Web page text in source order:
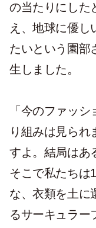
の当たりにした
え、地球に優し
たいという園部
生しました。
「今のファッ
り組みは見られ
すよ。結局はあ
そこで私たちは
な、衣類を土に
るサーキュラー